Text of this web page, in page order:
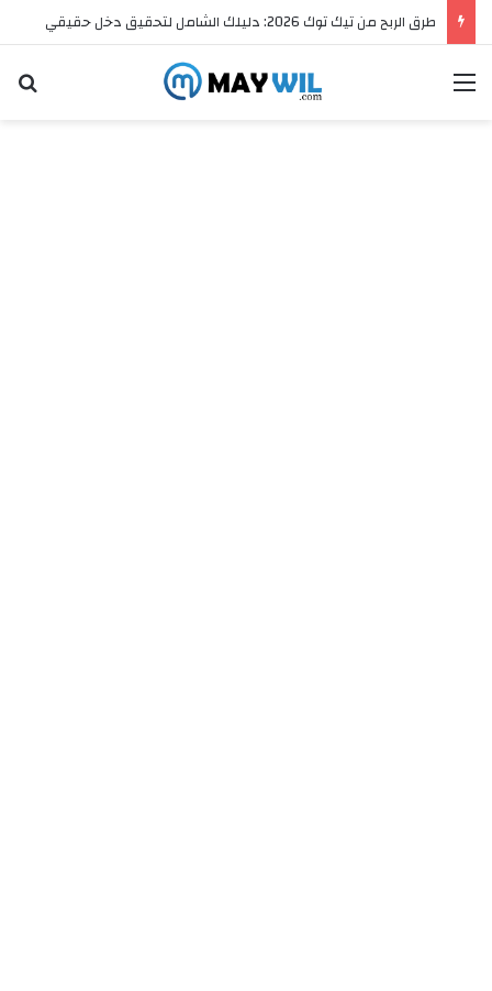
طرق الربح من تيك توك 2026: دليلك الشامل لتحقيق دخل حقيقي
القائمة